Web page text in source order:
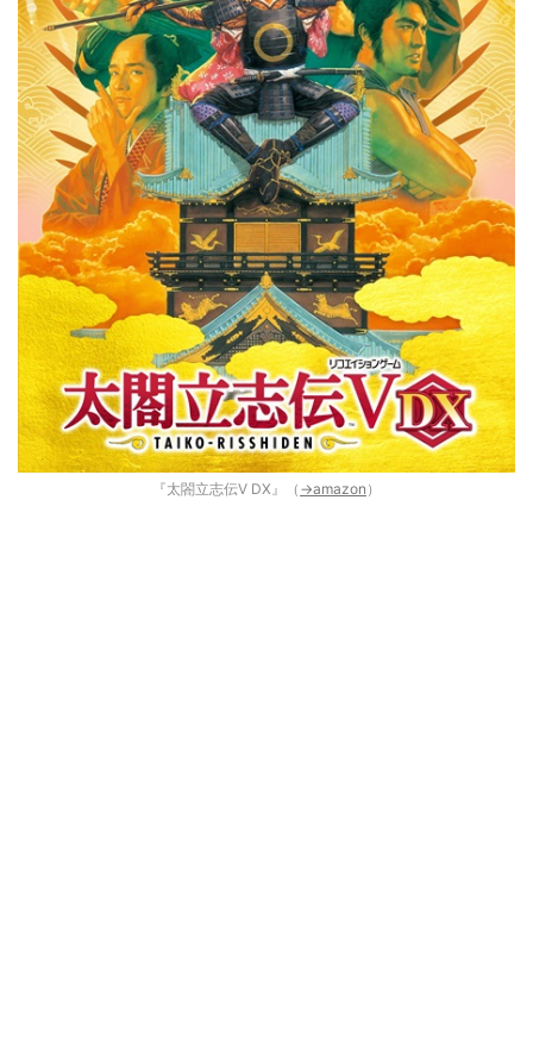
『太閤立志伝V DX』（ →amazon ）